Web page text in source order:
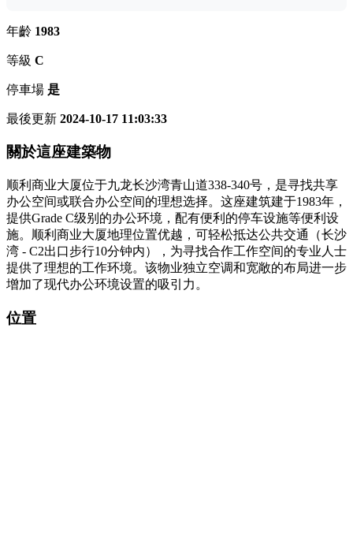
年齡 1983
等級 C
停車場 是
最後更新 2024-10-17 11:03:33
關於這座建築物
顺利商业大厦位于九龙长沙湾青山道338-340号，是寻找共享
办公空间或联合办公空间的理想选择。这座建筑建于1983年，
提供Grade C级别的办公环境，配有便利的停车设施等便利设
施。顺利商业大厦地理位置优越，可轻松抵达公共交通（长沙
湾 - C2出口步行10分钟内），为寻找合作工作空间的专业人士
提供了理想的工作环境。该物业独立空调和宽敞的布局进一步
增加了现代办公环境设置的吸引力。
位置